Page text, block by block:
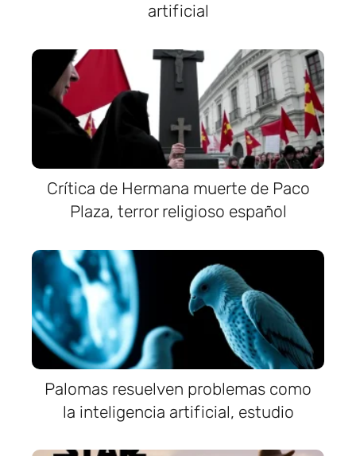
artificial
Crítica de Hermana muerte de Paco
Plaza, terror religioso español
Palomas resuelven problemas como
la inteligencia artificial, estudio